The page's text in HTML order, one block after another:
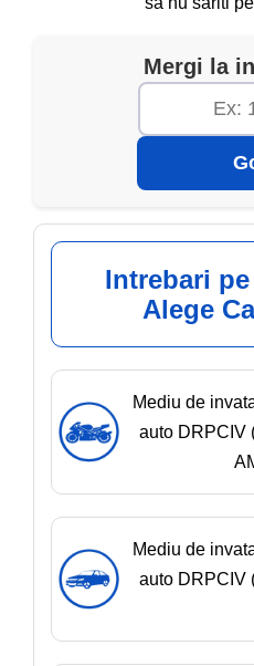
Mergi la
Intrebari
Alege
Mediu de
auto DRPCIV
Mediu de
auto DRPCIV